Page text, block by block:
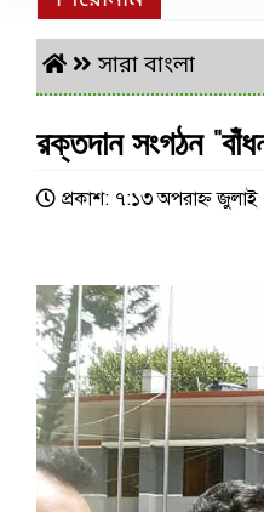
সারা বাংলা
রক্তদান সংগঠন
প্রকাশ: ৭:১৩ অপরাহ্ণ